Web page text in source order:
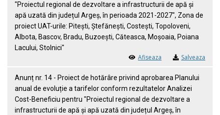
"Proiectul regional de dezvoltare a infrastructurii de apă și
apă uzată din județul Argeș, în perioada 2021-2027", Zona de
proiect UAT-urile: Pitești, Ștefănești, Costești, Topoloveni,
Albota, Bascov, Bradu, Buzoești, Căteasca, Moșoaia, Poiana
Lacului, Stolnici"
Afiseaza Salveaza
Anunț nr. 14 - Proiect de hotărâre privind aprobarea Planului
anual de evoluție a tarifelor conform rezultatelor Analizei
Cost-Beneficiu pentru "Proiectul regional de dezvoltare a
infrastructurii de apă și apă uzată din județul Argeș, în